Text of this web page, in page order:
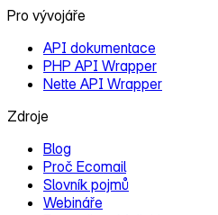
Pro vývojáře
API dokumentace
PHP API Wrapper
Nette API Wrapper
Zdroje
Blog
Proč Ecomail
Slovník pojmů
Webináře